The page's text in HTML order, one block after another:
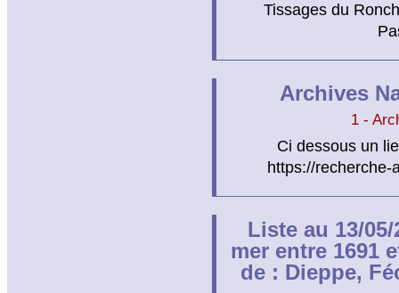
Tissages du
Archives
1 -
Ci dessous un
https://recherche-
Liste au 13/
mer entre 1691
de : Dieppe,